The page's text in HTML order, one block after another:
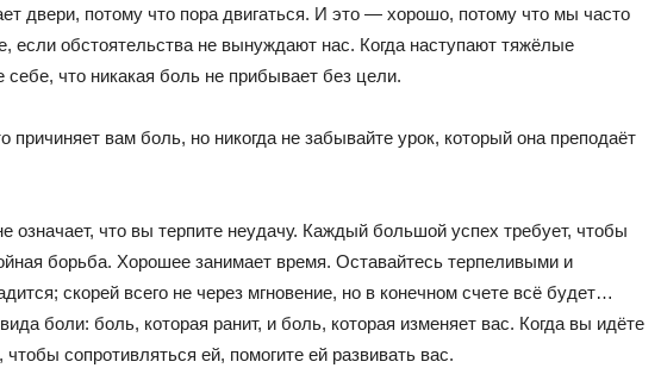
двери, потому что пора двигаться. И это — хорошо, потому что мы часто
если обстоятельства не вынуждают нас. Когда наступают тяжёлые
себе, что никакая боль не прибывает без цели.
причиняет вам боль, но никогда не забывайте урок, который она преподаёт
означает, что вы терпите неудачу. Каждый большой успех требует, чтобы
борьба. Хорошее занимает время. Оставайтесь терпеливыми и
скорей всего не через мгновение, но в конечном счете всё будет…
боли: боль, которая ранит, и боль, которая изменяет вас. Когда вы идёте
чтобы сопротивляться ей, помогите ей развивать вас.